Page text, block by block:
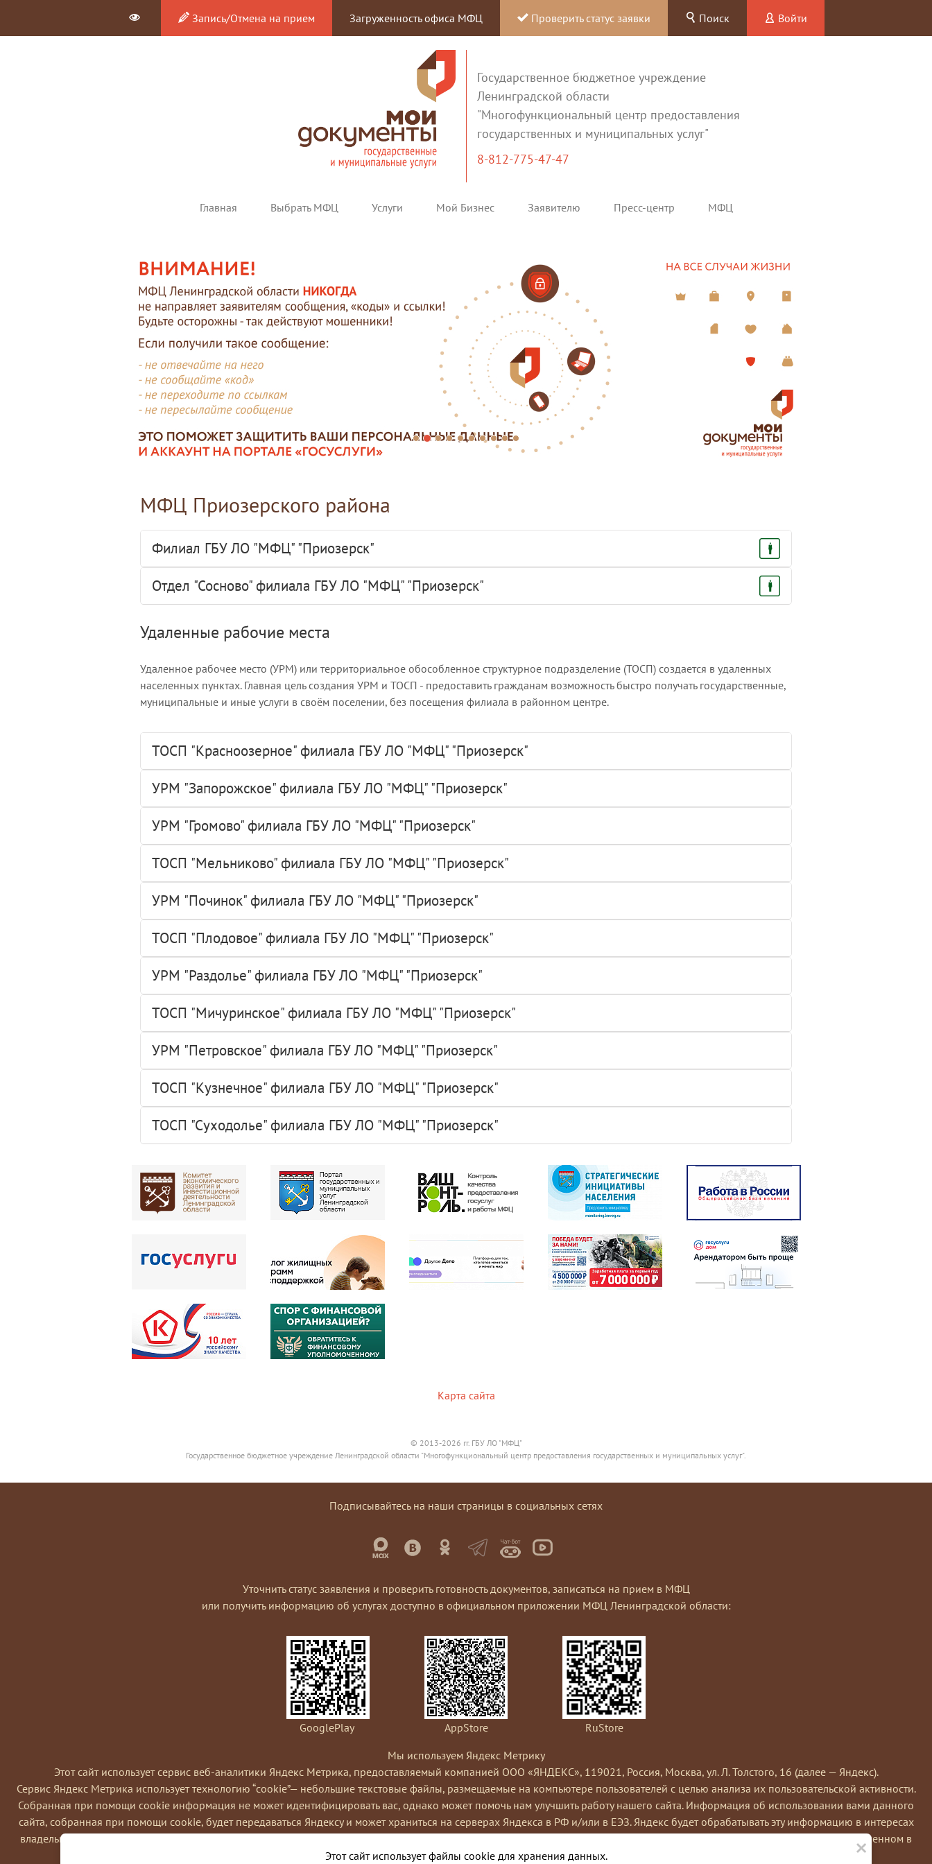
×
Этот сайт использует файлы cookie для хранения данных.
Запись/Отмена на прием Загруженность офиса МФЦ Проверить статус заявки Поиск Войти
Государственное бюджетное учреждение
Ленинградской области
"Многофункциональный центр предоставления
государственных и муниципальных услуг"
8-812-775-47-47
Главная Выбрать МФЦ Услуги Мой Бизнес Заявителю Пресс-центр МФЦ
МФЦ Приозерского района
Филиал ГБУ ЛО "МФЦ" "Приозерск"
Отдел "Сосново" филиала ГБУ ЛО "МФЦ" "Приозерск"
Удаленные рабочие места
Удаленное рабочее место (УРМ) или территориальное обособленное структурное подразделение (ТОСП) создается в удаленных
населенных пунктах. Главная цель создания УРМ и ТОСП - предоставить гражданам возможность быстро получать государственные,
муниципальные и иные услуги в своём поселении, без посещения филиала в районном центре.
ТОСП "Красноозерное" филиала ГБУ ЛО "МФЦ" "Приозерск"
УРМ "Запорожское" филиала ГБУ ЛО "МФЦ" "Приозерск"
УРМ "Громово" филиала ГБУ ЛО "МФЦ" "Приозерск"
ТОСП "Мельниково" филиала ГБУ ЛО "МФЦ" "Приозерск"
УРМ "Починок" филиала ГБУ ЛО "МФЦ" "Приозерск"
ТОСП "Плодовое" филиала ГБУ ЛО "МФЦ" "Приозерск"
УРМ "Раздолье" филиала ГБУ ЛО "МФЦ" "Приозерск"
ТОСП "Мичуринское" филиала ГБУ ЛО "МФЦ" "Приозерск"
УРМ "Петровское" филиала ГБУ ЛО "МФЦ" "Приозерск"
ТОСП "Кузнечное" филиала ГБУ ЛО "МФЦ" "Приозерск"
ТОСП "Суходолье" филиала ГБУ ЛО "МФЦ" "Приозерск"
Карта сайта
© 2013-2026 гг. ГБУ ЛО "МФЦ"
Государственное бюджетное учреждение Ленинградской области "Многофункциональный центр предоставления государственных и муниципальных услуг".
Подписывайтесь на наши страницы в социальных сетях
Уточнить статус заявления и проверить готовность документов, записаться на прием в МФЦ
или получить информацию об услугах доступно в официальном приложении МФЦ Ленинградской области:
GooglePlay AppStore
RuStore
Мы используем Яндекс Метрику
Этот сайт использует сервис веб-аналитики Яндекс Метрика, предоставляемый компанией ООО «ЯНДЕКС», 119021, Россия, Москва, ул. Л. Толстого, 16 (далее — Яндекс).
Сервис Яндекс Метрика использует технологию “cookie”— небольшие текстовые файлы, размещаемые на компьютере пользователей с целью анализа их пользовательской активности.
Coбранная при помощи cookie информация не может идентифицировать вас, однако может помочь нам улучшить работу нашего сайта. Информация об использовании вами данного
сайта, собранная при помощи cookie, будет передаваться Яндексу и может храниться на серверах Яндекса в РФ и/или в ЕЭЗ. Яндекс будет обрабатывать эту информацию в интересах
владельца сайта, в частности, для оценки использования вами сайта, составления отчетов об активности на сайте. Яндекс обрабатывает эту информацию в порядке, установленном в
Условиях использования сервиса Яндекс Метрика.